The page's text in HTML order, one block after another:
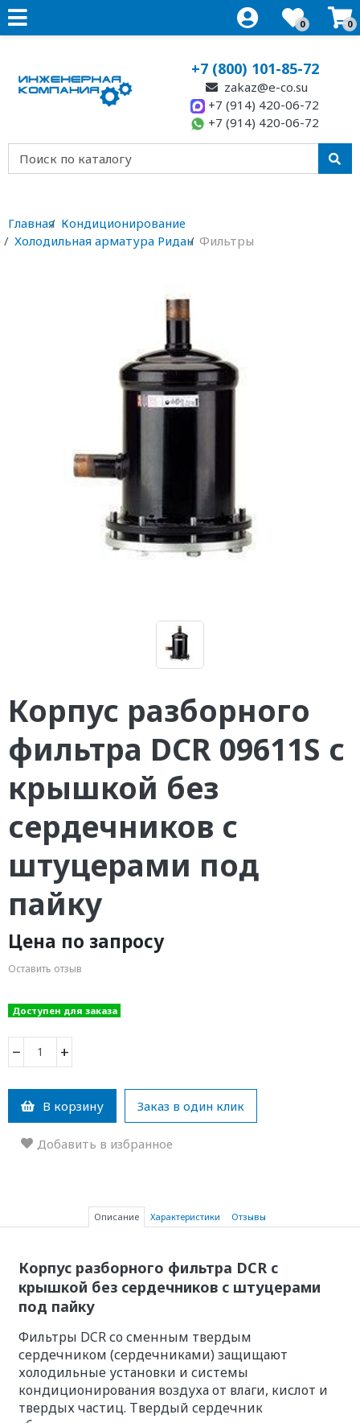
0 0
+7 (800) 101-85-72
zakaz@e-co.su
+7 (914) 420-06-72
+7 (914) 420-06-72
Главная Кондиционирование
Холодильная арматура Ридан Фильтры
Корпус разборного
фильтра DCR 09611S с
крышкой без
сердечников с
штуцерами под
пайку
Цена по запросу
Оставить отзыв
Доступен для заказа
− +
В корзину Заказ в один клик
Добавить в избранное
Описание Характеристики Отзывы
Корпус разборного фильтра DCR с
крышкой без сердечников с штуцерами
под пайку
Фильтры DCR со сменным твердым
сердечником (сердечниками) защищают
холодильные установки и системы
кондиционирования воздуха от влаги, кислот и
твердых частиц. Твердый сердечник